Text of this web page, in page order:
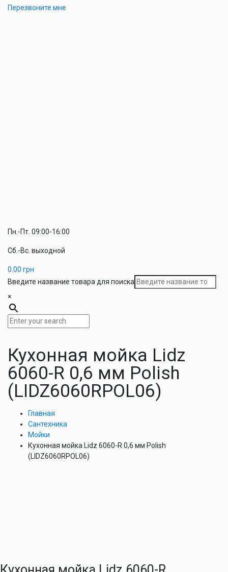
Перезвоните мне
Пн.-Пт. 09:00-16:00
Сб.-Вс. выходной
0.00 грн
Введите название товара для поиска
×
Кухонная мойка Lidz
6060-R 0,6 мм Polish
(LIDZ6060RPOL06)
Главная
Сантехника
Мойки
Кухонная мойка Lidz 6060-R 0,6 мм Polish
(LIDZ6060RPOL06)